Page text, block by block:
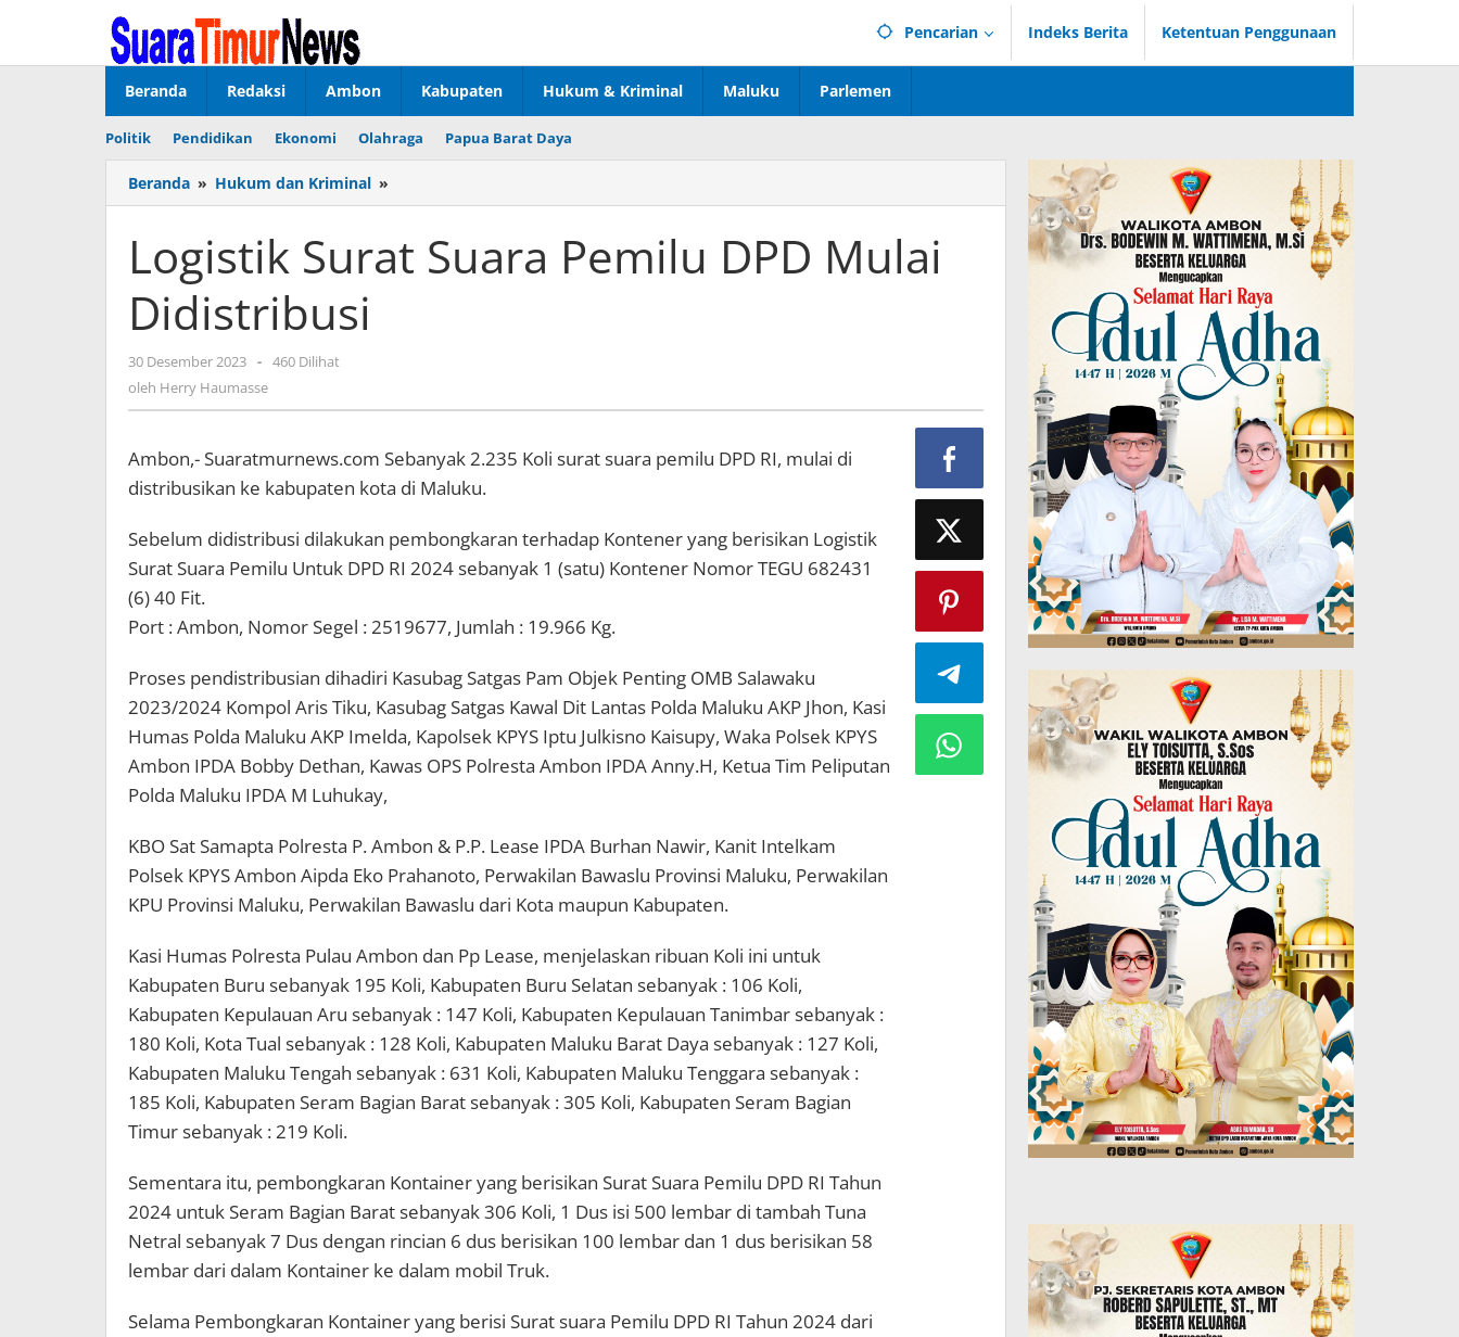
Pencarian Indeks Berita Ketentuan Penggunaan
Beranda Redaksi Ambon Kabupaten Hukum & Kriminal Maluku Parlemen
Politik Pendidikan Ekonomi Olahraga Papua Barat Daya
Beranda » Hukum dan Kriminal »
Surat
Pemilu
DPD
Logistik Surat Suara Pemilu DPD Mulai
Didistribusi
30 Desember 2023 oleh
Herry
- 460 Dilihat
oleh Herry Haumasse
Ambon,- Suaratmurnews.com Sebanyak 2.235 Koli surat suara pemilu DPD RI, mulai di
distribusikan ke kabupaten kota di Maluku.
Sebelum didistribusi dilakukan pembongkaran terhadap Kontener yang berisikan Logistik
Surat Suara Pemilu Untuk DPD RI 2024 sebanyak 1 (satu) Kontener Nomor TEGU 682431
(6) 40 Fit.
Port : Ambon, Nomor Segel : 2519677, Jumlah : 19.966 Kg.
Proses pendistribusian dihadiri Kasubag Satgas Pam Objek Penting OMB Salawaku
2023/2024 Kompol Aris Tiku, Kasubag Satgas Kawal Dit Lantas Polda Maluku AKP Jhon, Kasi
Humas Polda Maluku AKP Imelda, Kapolsek KPYS Iptu Julkisno Kaisupy, Waka Polsek KPYS
Ambon IPDA Bobby Dethan, Kawas OPS Polresta Ambon IPDA Anny.H, Ketua Tim Peliputan
Polda Maluku IPDA M Luhukay,
KBO Sat Samapta Polresta P. Ambon & P.P. Lease IPDA Burhan Nawir, Kanit Intelkam
Polsek KPYS Ambon Aipda Eko Prahanoto, Perwakilan Bawaslu Provinsi Maluku, Perwakilan
KPU Provinsi Maluku, Perwakilan Bawaslu dari Kota maupun Kabupaten.
Kasi Humas Polresta Pulau Ambon dan Pp Lease, menjelaskan ribuan Koli ini untuk
Kabupaten Buru sebanyak 195 Koli, Kabupaten Buru Selatan sebanyak : 106 Koli,
Kabupaten Kepulauan Aru sebanyak : 147 Koli, Kabupaten Kepulauan Tanimbar sebanyak :
180 Koli, Kota Tual sebanyak : 128 Koli, Kabupaten Maluku Barat Daya sebanyak : 127 Koli,
Kabupaten Maluku Tengah sebanyak : 631 Koli, Kabupaten Maluku Tenggara sebanyak :
185 Koli, Kabupaten Seram Bagian Barat sebanyak : 305 Koli, Kabupaten Seram Bagian
Timur sebanyak : 219 Koli.
Sementara itu, pembongkaran Kontainer yang berisikan Surat Suara Pemilu DPD RI Tahun
2024 untuk Seram Bagian Barat sebanyak 306 Koli, 1 Dus isi 500 lembar di tambah Tuna
Netral sebanyak 7 Dus dengan rincian 6 dus berisikan 100 lembar dan 1 dus berisikan 58
lembar dari dalam Kontainer ke dalam mobil Truk.
Selama Pembongkaran Kontainer yang berisi Surat suara Pemilu DPD RI Tahun 2024 dari